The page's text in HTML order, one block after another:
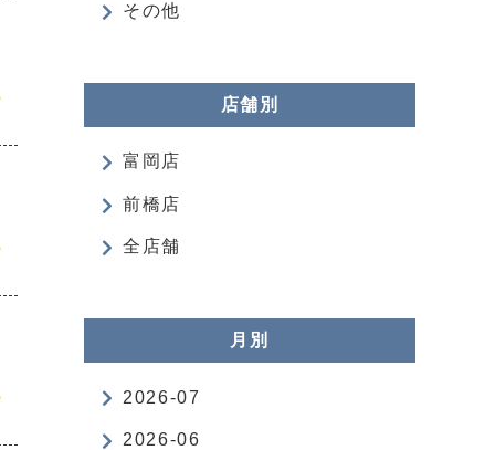
その他
店舗別
富岡店
前橋店
全店舗
月別
2026-07
2026-06